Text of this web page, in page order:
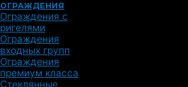
ОГРАЖДЕНИЯ
Ограждения с
ригелями
Ограждения
входных групп
Ограждения
премиум класса
Стеклянные